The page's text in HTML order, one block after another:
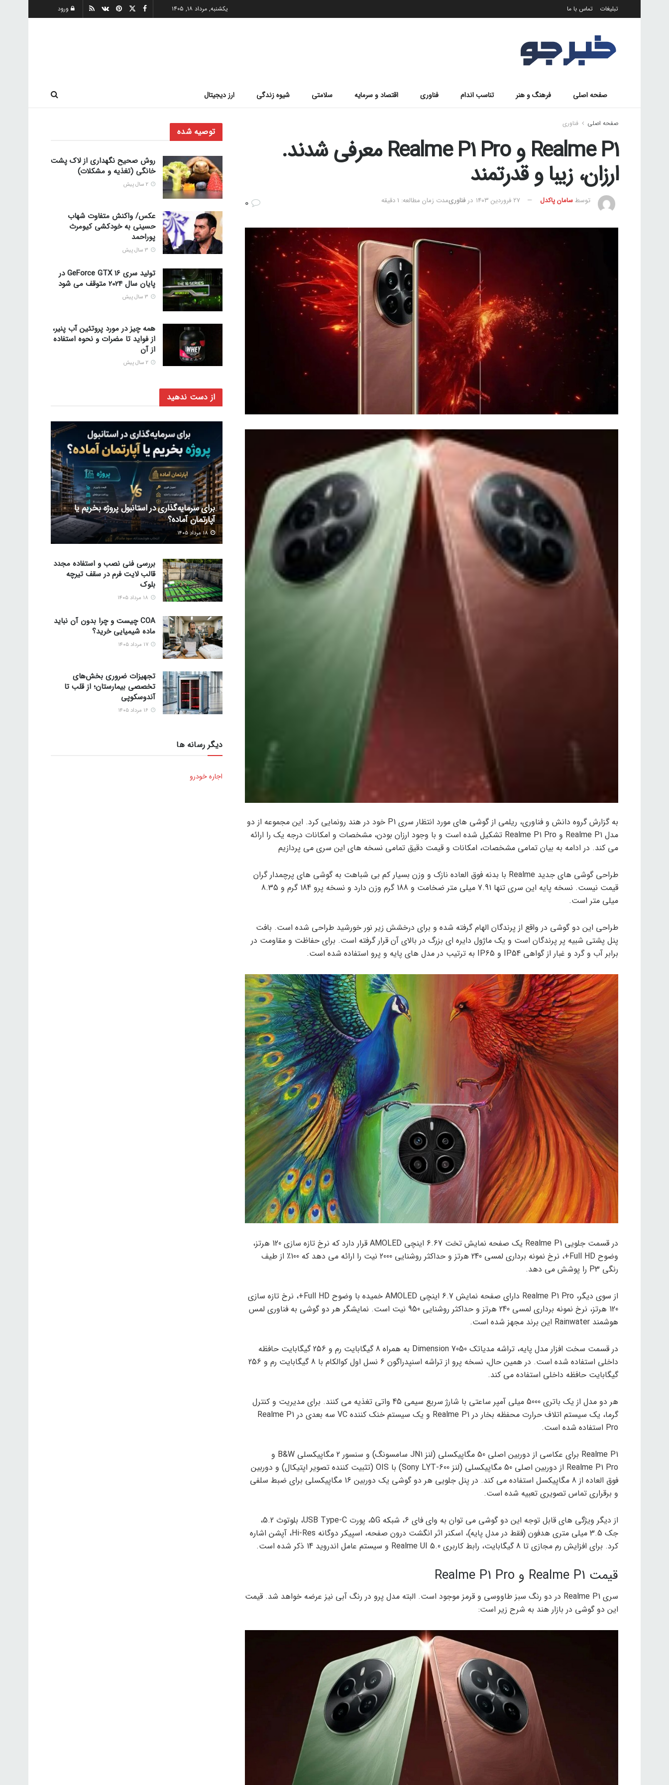
تبلیغات تماس با ما یکشنبه, مرداد ۱۸, ۱۴۰۵ ورود
صفحه اصلی فرهنگ و هنر تناسب اندام فناوری اقتصاد و سرمایه سلامتی شیوه زندگی ارز دیجیتال
صفحه اصلی فناوری
Realme P1 و Realme P1 Pro معرفی شدند.
ارزان، زیبا و قدرتمند
توسطسامان پاکدل ۲۷ فروردین ۱۴۰۳ در فناوریمدت زمان مطالعه: 1 دقیقه
به گزارش گروه دانش و فناوری، ریلمی از گوشی های مورد انتظار سری P1 خود در هند رونمایی کرد. این مجموعه از دو
مدل Realme P1 و Realme P1 Pro تشکیل شده است و با وجود ارزان بودن، مشخصات و امکانات درجه یک را ارائه
می کند. در ادامه به بیان تمامی مشخصات، امکانات و قیمت دقیق تمامی نسخه های این سری می پردازیم
طراحی گوشی های جدید Realme با بدنه فوق العاده نازک و وزن بسیار کم بی شباهت به گوشی های پرچمدار گران
قیمت نیست. نسخه پایه این سری تنها 7.91 میلی متر ضخامت و 188 گرم وزن دارد و نسخه پرو 184 گرم و 8.35
میلی متر است.
طراحی این دو گوشی در واقع از پرندگان الهام گرفته شده و برای درخشش زیر نور خورشید طراحی شده است. بافت
پنل پشتی شبیه پر پرندگان است و یک ماژول دایره ای بزرگ در بالای آن قرار گرفته است. برای حفاظت و مقاومت در
برابر آب و گرد و غبار از گواهی IP54 و IP65 به ترتیب در مدل های پایه و پرو استفاده شده است.
در قسمت جلویی Realme P1 یک صفحه نمایش تخت 6.67 اینچی AMOLED قرار دارد که نرخ تازه سازی 120 هرتز،
وضوح Full HD+، نرخ نمونه برداری لمسی 240 هرتز و حداکثر روشنایی 2000 نیت را ارائه می دهد که 100٪ از طیف
رنگی P3 را پوشش می دهد.
از سوی دیگر، Realme P1 Pro دارای صفحه نمایش 6.7 اینچی AMOLED خمیده با وضوح Full HD+، نرخ تازه سازی
120 هرتز، نرخ نمونه برداری لمسی 240 هرتز و حداکثر روشنایی 950 نیت است. نمایشگر هر دو گوشی به فناوری لمس
هوشمند Rainwater این برند مجهز شده است.
در قسمت سخت افزار مدل پایه، تراشه مدیاتک Dimension 7050 به همراه 8 گیگابایت رم و 256 گیگابایت حافظه
داخلی استفاده شده است. در همین حال، نسخه پرو از تراشه اسنپدراگون 6 نسل اول کوالکام با 8 گیگابایت رم و 256
گیگابایت حافظه داخلی استفاده می کند.
هر دو مدل از یک باتری 5000 میلی آمپر ساعتی با شارژ سریع سیمی 45 واتی تغذیه می کنند. برای مدیریت و کنترل
گرما، یک سیستم اتلاف حرارت محفظه بخار در Realme P1 و یک سیستم خنک کننده VC سه بعدی در Realme P1
Pro استفاده شده است.
Realme P1 برای عکاسی از دوربین اصلی 50 مگاپیکسلی (لنز JN1 سامسونگ) و سنسور 2 مگاپیکسلی B&W و
Realme P1 Pro از دوربین اصلی 50 مگاپیکسلی (لنز Sony LYT-600) با OIS (تثبیت کننده تصویر اپتیکال) و دوربین
فوق العاده از 8 مگاپیکسل استفاده می کند. در پنل جلویی هر دو گوشی یک دوربین 16 مگاپیکسلی برای ضبط سلفی
و برقراری تماس تصویری تعبیه شده است.
از دیگر ویژگی های قابل توجه این دو گوشی می توان به وای فای 6، شبکه 5G، پورت USB Type-C، بلوتوث 5.2،
جک 3.5 میلی متری هدفون (فقط در مدل پایه)، اسکنر اثر انگشت درون صفحه، اسپیکر دوگانه Hi-Res، آپشن اشاره
کرد. برای افزایش رم مجازی تا 8 گیگابایت، رابط کاربری Realme UI 5.0 و سیستم عامل اندروید 14 ذکر شده است.
قیمت Realme P1 و Realme P1 Pro
سری Realme P1 در دو رنگ سبز طاووسی و قرمز موجود است. البته مدل پرو در رنگ آبی نیز عرضه خواهد شد. قیمت
این دو گوشی در بازار هند به شرح زیر است:
توصیه شده
روش صحیح نگهداری از لاک پشت
خانگی (تغذیه و مشکلات)
عکس/ واکنش متفاوت شهاب
حسینی به خودکشی کیومرث
پوراحمد
تولید سری GeForce GTX 16 در
پایان سال 2024 متوقف می شود
همه چیز در مورد پروتئین آب پنیر،
از فواید تا مضرات و نحوه استفاده
از آن
از دست ندهید
برای سرمایه‌گذاری در استانبول پروژه بخریم یا
آپارتمان آماده؟
۱۸ مرداد ۱۴۰۵
بررسی فنی نصب و استفاده مجدد
قالب لایت فرم در سقف تیرچه
بلوک
COA چیست و چرا بدون آن نباید
ماده شیمیایی خرید؟
تجهیزات ضروری بخش‌های
تخصصی بیمارستان؛ از قلب تا
آندوسکوپی
دیگر رسانه ها
اجاره خودرو